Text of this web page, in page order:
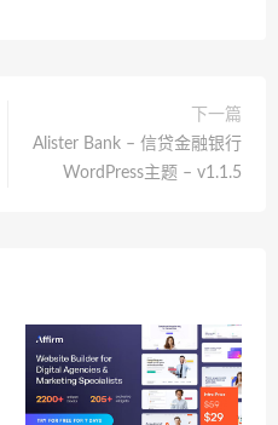
下一篇
Alister Bank – 信贷金融银行
WordPress主题 – v1.1.5